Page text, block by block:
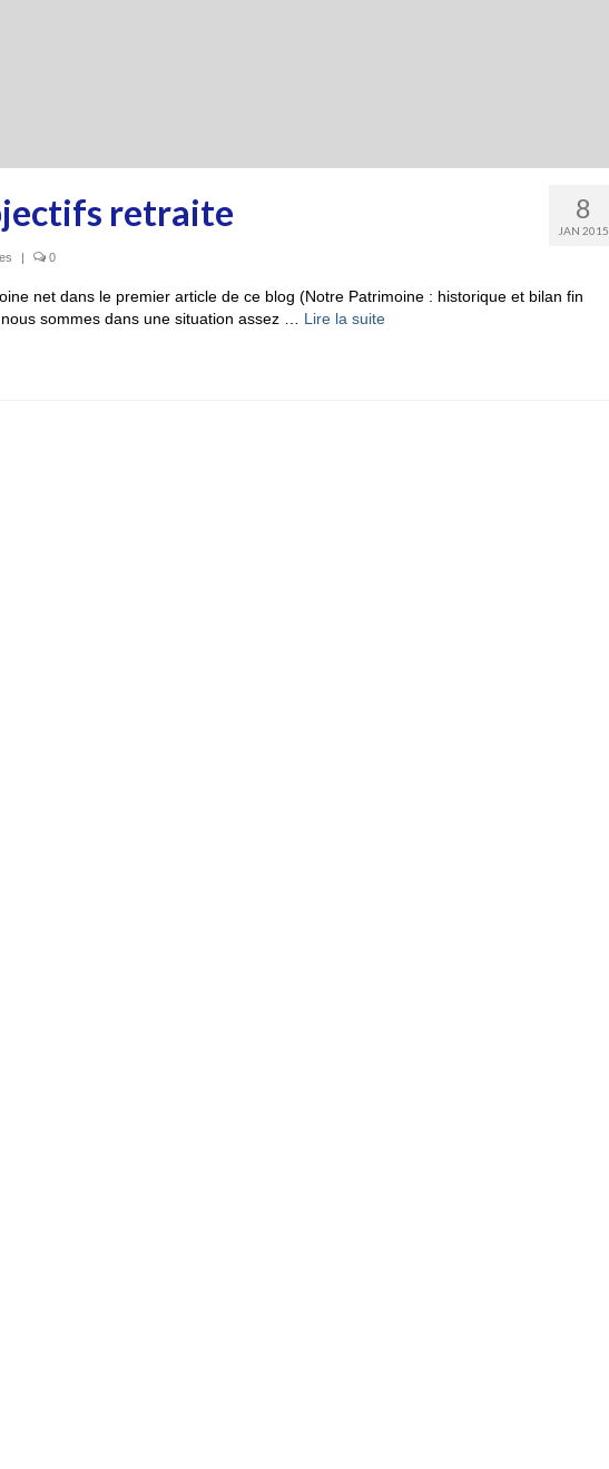
8
JAN 2015
retraite
0
net dans le premier article de ce blog (Notre Patrimoine : historique et bilan fin
sommes dans une situation assez … Lire la suite­­